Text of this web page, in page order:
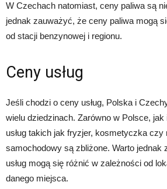
W Czechach natomiast, ceny paliwa są
jednak zauważyć, że ceny paliwa mogą
od stacji benzynowej i regionu.
Ceny usług
Jeśli chodzi o ceny usług, Polska i
wielu dziedzinach. Zarówno w Polsce,
usług takich jak fryzjer, kosmetyczka czy
samochodowy są zbliżone. Warto jednak
usług mogą się różnić w zależności od
danego miejsca.